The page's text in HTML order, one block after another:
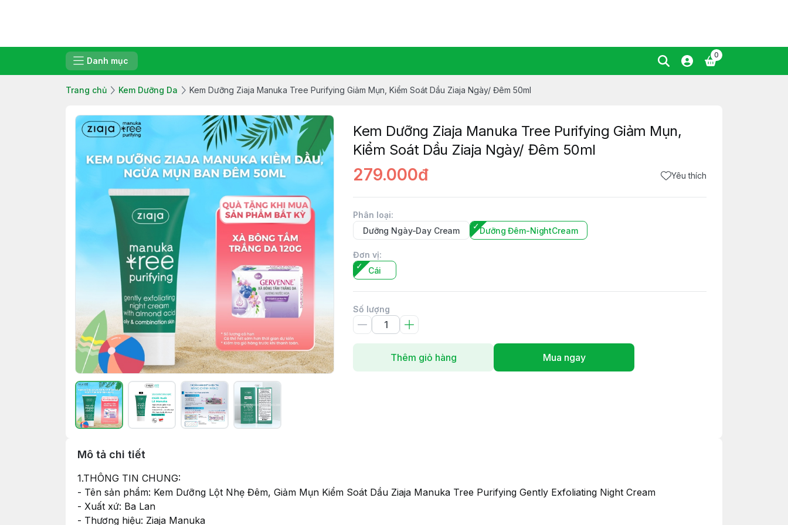
Danh mục
0
Trang chủ Kem Dưỡng Da Kem Dưỡng Ziaja Manuka Tree Purifying Giảm Mụn, Kiểm Soát Dầu Ziaja Ngày/ Đêm 50ml
Kem Dưỡng Ziaja Manuka Tree Purifying Giảm Mụn,
Kiểm Soát Dầu Ziaja Ngày/ Đêm 50ml
279.000đ Yêu thích
Phân loại:
Dưỡng Ngày-Day Cream
Dưỡng Đêm-NightCream
Đơn vị:
Cái
Số lượng
Thêm giỏ hàng Mua ngay
Mô tả chi tiết
1.THÔNG TIN CHUNG:
- Tên sản phẩm: Kem Dưỡng Lột Nhẹ Đêm, Giảm Mụn Kiểm Soát Dầu Ziaja Manuka Tree Purifying Gently Exfoliating Night Cream
- Xuất xứ: Ba Lan
- Thương hiệu: Ziaja Manuka